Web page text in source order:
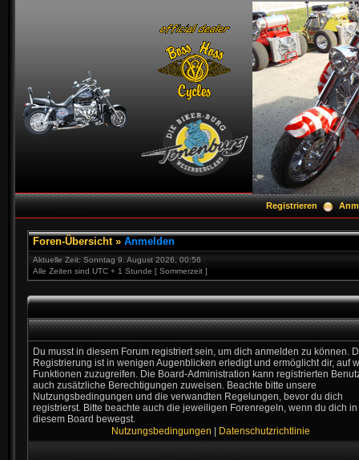
Registrieren
Foren-Übersicht» Anmelden
Aktuelle Zeit: Sonntag 9. August 2026, 00:56
Alle Zeiten sind UTC + 1 Stunde [ Sommerzeit ]
Du musst in diesem Forum registriert sein, um dich anmelden zu können.
Registrierung ist in wenigen Augenblicken erledigt und ermöglicht dir, auf
Funktionen zuzugreifen. Die Board-Administration kann registrierten
auch zusätzliche Berechtigungen zuweisen. Beachte bitte unsere
Nutzungsbedingungen und die verwandten Regelungen, bevor du dich
registrierst. Bitte beachte auch die jeweiligen Forenregeln, wenn du dich in
diesem Board bewegst.
Nutzungsbedingungen
Datenschutzrichtlinie